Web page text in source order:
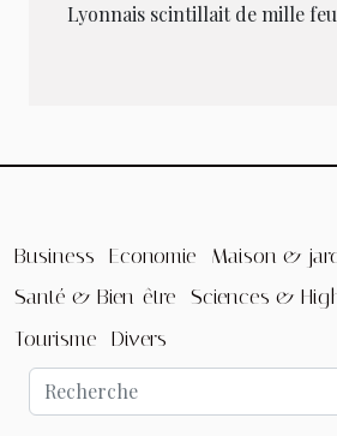
Lyonnais scintillait de mille
Business Economie
Maison &
Santé & Bien-être Sciences &
Tourisme Divers